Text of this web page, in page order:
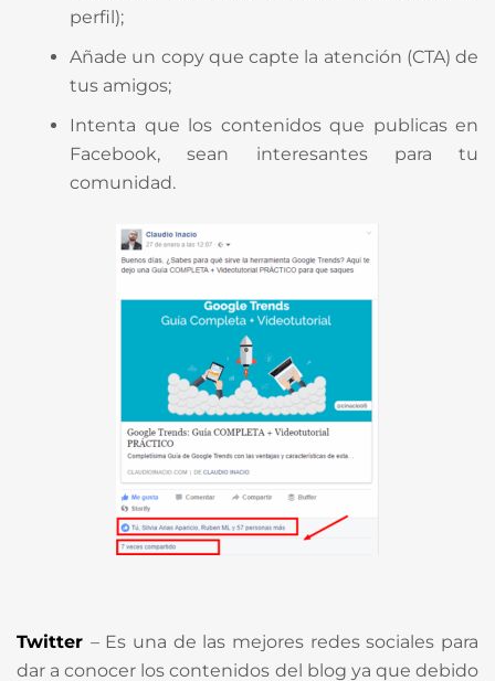
perfil);
Añade un copy que capte la atención (CTA) de
tus amigos;
Intenta que los contenidos que publicas en
Facebook, sean interesantes para tu
comunidad.
Twitter – Es una de las mejores redes sociales para
dar a conocer los contenidos del blog ya que debido